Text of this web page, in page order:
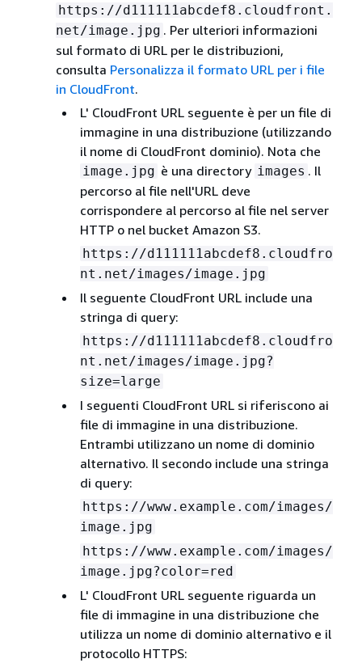
https://d111111abcdef8.cloudfront.
net/image.jpg . Per ulteriori informazioni
sul formato di URL per le distribuzioni,
consulta Personalizza il formato URL per i file
in CloudFront.
L' CloudFront URL seguente è per un file di
immagine in una distribuzione (utilizzando
il nome di CloudFront dominio). Nota che
image.jpg è una directory images . Il
percorso al file nell'URL deve
corrispondere al percorso al file nel server
HTTP o nel bucket Amazon S3.
https://d111111abcdef8.cloudfro
nt.net/images/image.jpg
Il seguente CloudFront URL include una
stringa di query:
https://d111111abcdef8.cloudfro
nt.net/images/image.jpg?
size=large
I seguenti CloudFront URL si riferiscono ai
file di immagine in una distribuzione.
Entrambi utilizzano un nome di dominio
alternativo. Il secondo include una stringa
di query:
https://www.example.com/images/
image.jpg
https://www.example.com/images/
image.jpg?color=red
L' CloudFront URL seguente riguarda un
file di immagine in una distribuzione che
utilizza un nome di dominio alternativo e il
protocollo HTTPS: